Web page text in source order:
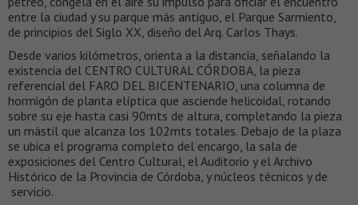
entre la ciudad y su parque más antiguo, el Parque Sarmiento,
de principios del Siglo XX, diseño del Arq. Carlos Thays.
Desde varios kilómetros, orienta a la distancia, señalando la
existencia del CENTRO CULTURAL CÓRDOBA, la pieza
referencial del FARO DEL BICENTENARIO, una columna de
hormigón de planta elíptica que asciende helicoidal, rotando
sobre su eje hasta casi 90mts de altura, completando la pieza
un mástil que alcanza los 102mts totales. Debajo de la plaza
se ubica el programa completo del encargo, la sala de
exposiciones del Centro Cultural, el Auditorio y el Archivo
Histórico de la Provincia de Córdoba, y núcleos técnicos y de
servicio.